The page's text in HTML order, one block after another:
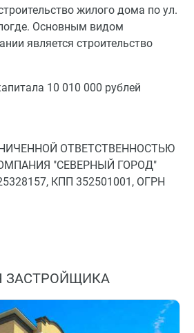
жилого дома по ул.
Основным видом
является строительство
10 010 000 рублей
ОТВЕТСТВЕННОСТЬЮ
"СЕВЕРНЫЙ ГОРОД"
КПП 352501001, ОГРН
ЗАСТРОЙЩИКА